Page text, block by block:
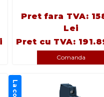
Pret fara TVA:
Lei
Pret cu TVA:
Comanda